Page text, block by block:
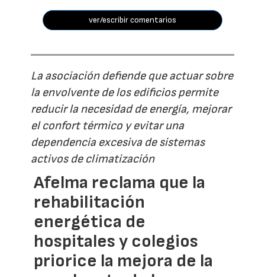
ver/escribir comentarios
La asociación defiende que actuar sobre
la envolvente de los edificios permite
reducir la necesidad de energía, mejorar
el confort térmico y evitar una
dependencia excesiva de sistemas
activos de climatización
Afelma reclama que la
rehabilitación
energética de
hospitales y colegios
priorice la mejora de la